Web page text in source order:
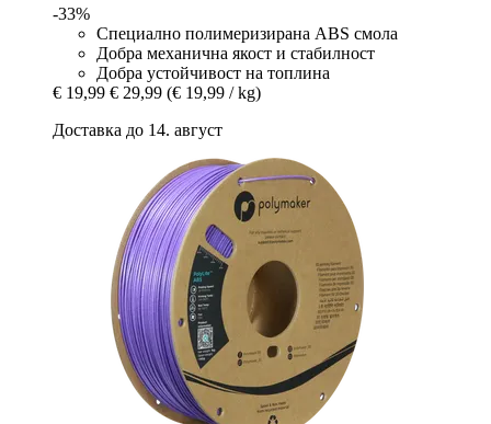
-33%
Специално полимеризирана ABS смола
Добра механична якост и стабилност
Добра устойчивост на топлина
€ 19,99 € 29,99 (€ 19,99 / kg)
Доставка до 14. август